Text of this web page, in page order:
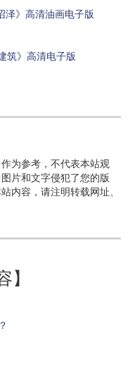
泽》高清油画电子版
筑》高清电子版
为参考，不代表本站观
片和文字侵犯了您的版
内容，请注明转载网址、
】